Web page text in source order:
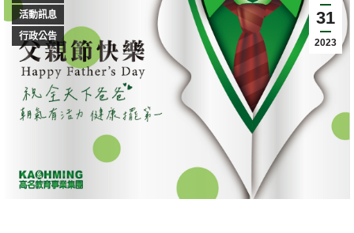
31
2023
活動訊息
行政公告